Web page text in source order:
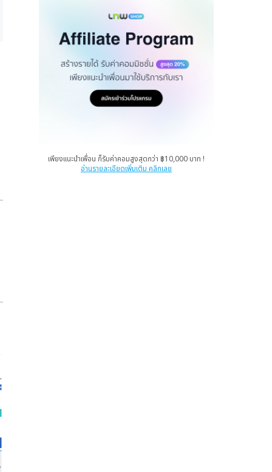
เพียงแนะนำเพื่อน ก็รับค่าคอมสูงสุดกว่า ฿10,000 บาท !
อ่านรายละเอียดเพิ่มเติม คลิกเลย